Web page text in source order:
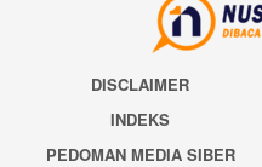
DISCLAIMER
INDEKS
PEDOMAN MEDIA SIBER